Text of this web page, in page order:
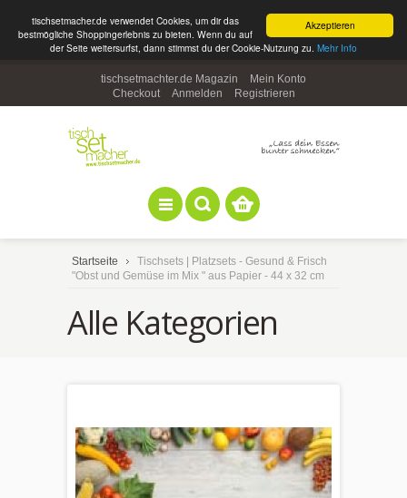
Akzeptieren
tischsetmacher.de verwendet Cookies, um dir das
bestmögliche Shoppingerlebnis zu bieten. Wenn du auf
der Seite weitersurfst, dann stimmst du der Cookie-Nutzung zu. Mehr Info
tischsetmachter.de Magazin
Mein Konto
Checkout
Anmelden Registrieren
Startseite
Tischsets | Platzsets - Gesund & Frisch
"Obst und Gemüse im Mix " aus Papier - 44 x 32 cm
Alle Kategorien